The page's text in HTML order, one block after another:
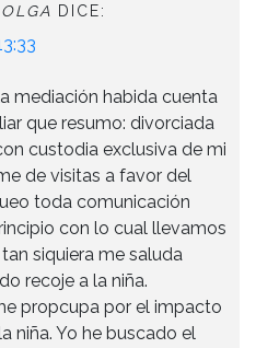
OLGA DICE:
mediación habida cuenta
que resumo: divorciada
custodia exclusiva de mi
de visitas a favor del
toda comunicación
con lo cual llevamos
siquiera me saluda
recoje a la niña.
propcupa por el impacto
niña. Yo he buscado el